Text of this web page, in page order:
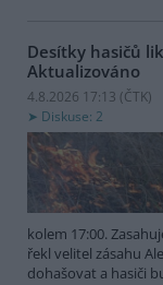
Desítky hasičů
Aktualizováno
4.8.2026 17:13 (ČTK)
Diskuse: 2
kolem 17:00.
řekl velitel zásahu
dohašovat a hasiči